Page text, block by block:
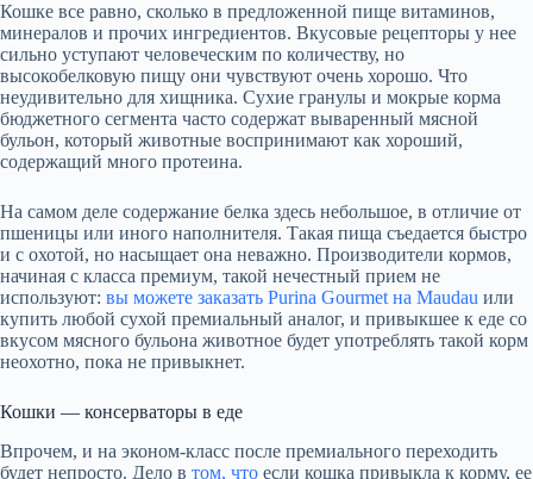
Кошке все равно, сколько в предложенной пище витаминов,
минералов и прочих ингредиентов. Вкусовые рецепторы у нее
сильно уступают человеческим по количеству, но
высокобелковую пищу они чувствуют очень хорошо. Что
неудивительно для хищника. Сухие гранулы и мокрые корма
бюджетного сегмента часто содержат вываренный мясной
бульон, который животные воспринимают как хороший,
содержащий много протеина.
На самом деле содержание белка здесь небольшое, в отличие от
пшеницы или иного наполнителя. Такая пища съедается быстро
и с охотой, но насыщает она неважно. Производители кормов,
начиная с класса премиум, такой нечестный прием не
используют: вы можете заказать Purina Gourmet на Maudau или
купить любой сухой премиальный аналог, и привыкшее к еде со
вкусом мясного бульона животное будет употреблять такой корм
неохотно, пока не привыкнет.
Кошки — консерваторы в еде
Впрочем, и на эконом-класс после премиального переходить
будет непросто. Дело в том, что если кошка привыкла к корму, ее